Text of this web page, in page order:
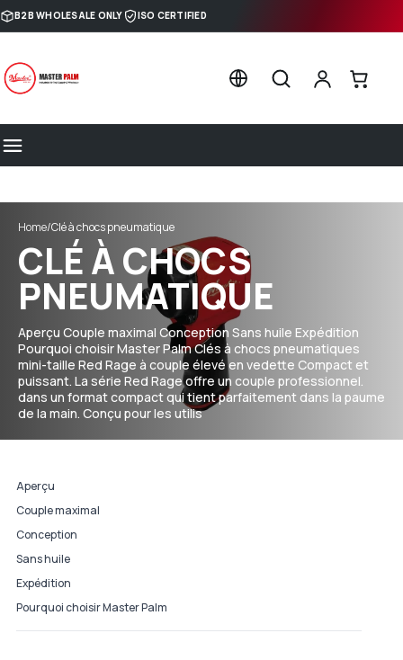
Skip to content
B2B WHOLESALE ONLY ISO CERTIFIED
Home/Clé à chocs pneumatique
CLÉ À CHOCS
PNEUMATIQUE
Aperçu Couple maximal Conception Sans huile Expédition
Pourquoi choisir Master Palm Clés à chocs pneumatiques
mini-taille Red Rage à couple élevé en vedette Compact et
puissant. La série Red Rage offre un couple professionnel.
dans un format compact qui tient parfaitement dans la paume
de la main. Conçu pour les utilis
Aperçu
Couple maximal
Conception
Sans huile
Expédition
Pourquoi choisir Master Palm